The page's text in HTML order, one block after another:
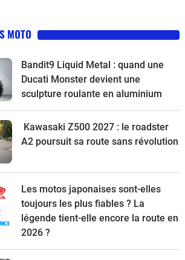
MOTO
Bandit9 Liquid Metal : quand une
Ducati Monster devient une
sculpture roulante en aluminium
Kawasaki Z500 2027 : le roadster
A2 poursuit sa route sans révolution
Les motos japonaises sont-elles
toujours les plus fiables ? La
légende tient-elle encore la route en
2026 ?